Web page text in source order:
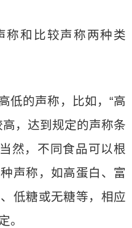
称和比较声称两种类
低的声称，比如，“高
，达到规定的声称条
然，不同食品可以根
声称，如高蛋白、富
低糖或无糖等，相应
。